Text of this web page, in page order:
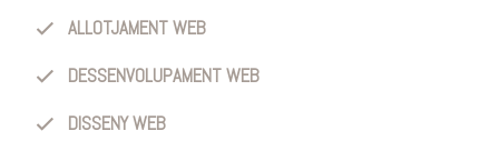
ALLOTJAMENT WEB
DESSENVOLUPAMENT WEB
DISSENY WEB